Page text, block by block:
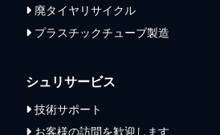
廃タイヤリサイクル
プラスチックチューブ製造
シュリサービス
技術サポート
お客様の訪問を歓迎します